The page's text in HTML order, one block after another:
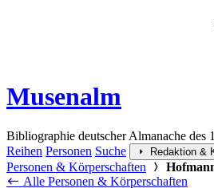
Musenalm
Bibliographie deutscher Almanache des
Reihen Personen Suche Redaktion &
Personen & Körperschaften
Alle Personen & Körperschaften